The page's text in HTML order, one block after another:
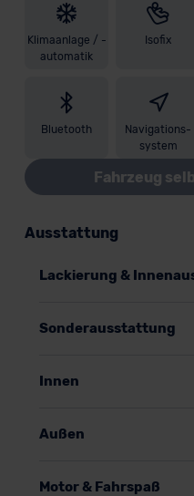
Klimaanlage / -
automatik
Isofix
Bluetooth
Navigations-
system
Fahrzeug
Ausstattung
Lackierung &
Sonderausstattung
Innen
Außen
Motor & Fahrspaß